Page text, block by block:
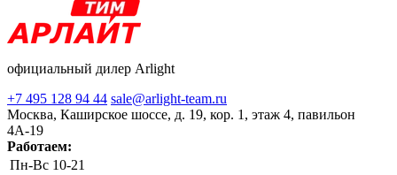
официальный дилер Arlight
+7 495 128 94 44 sale@arlight-team.ru
Москва, Каширское шоссе, д. 19, кор. 1, этаж 4, павильон
4А-19
Работаем:
Пн-Вс 10-21